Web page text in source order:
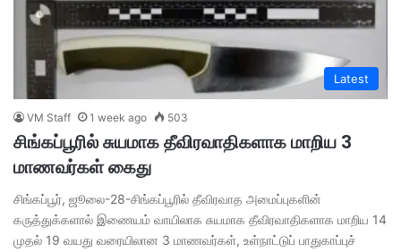
Latest
VM Staff 1 week ago 503
சிங்கப்பூரில் சுயமாக தீவிரவாதிகளாக மாறிய 3
மாணவர்கள் கைது
சிங்கப்பூர், ஜூலை-28-சிங்கப்பூரில் தீவிரவாத அமைப்புகளின்
கருத்துக்களால் இணையம் வாயிலாக சுயமாக தீவிரவாதிகளாக மாறிய 14
முதல் 19 வயது வரையிலான 3 மாணவர்கள், உள்நாட்டுப் பாதுகாப்புச்